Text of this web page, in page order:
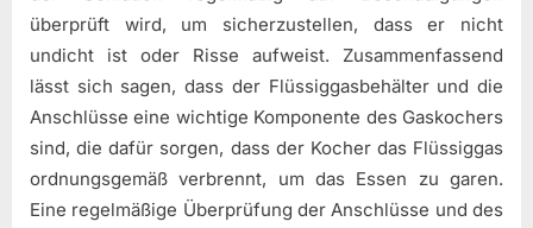
überprüft wird, um sicherzustellen, dass er nicht
undicht ist oder Risse aufweist. Zusammenfassend
lässt sich sagen, dass der Flüssiggasbehälter und die
Anschlüsse eine wichtige Komponente des Gaskochers
sind, die dafür sorgen, dass der Kocher das Flüssiggas
ordnungsgemäß verbrennt, um das Essen zu garen.
Eine regelmäßige Überprüfung der Anschlüsse und des